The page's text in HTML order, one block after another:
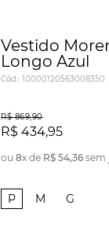
Vestido
Longo Azul
Cód.: 10000120563008350
R$ 869,90
R$ 434,95
ou 8x de R$ 54,36 sem
P M G